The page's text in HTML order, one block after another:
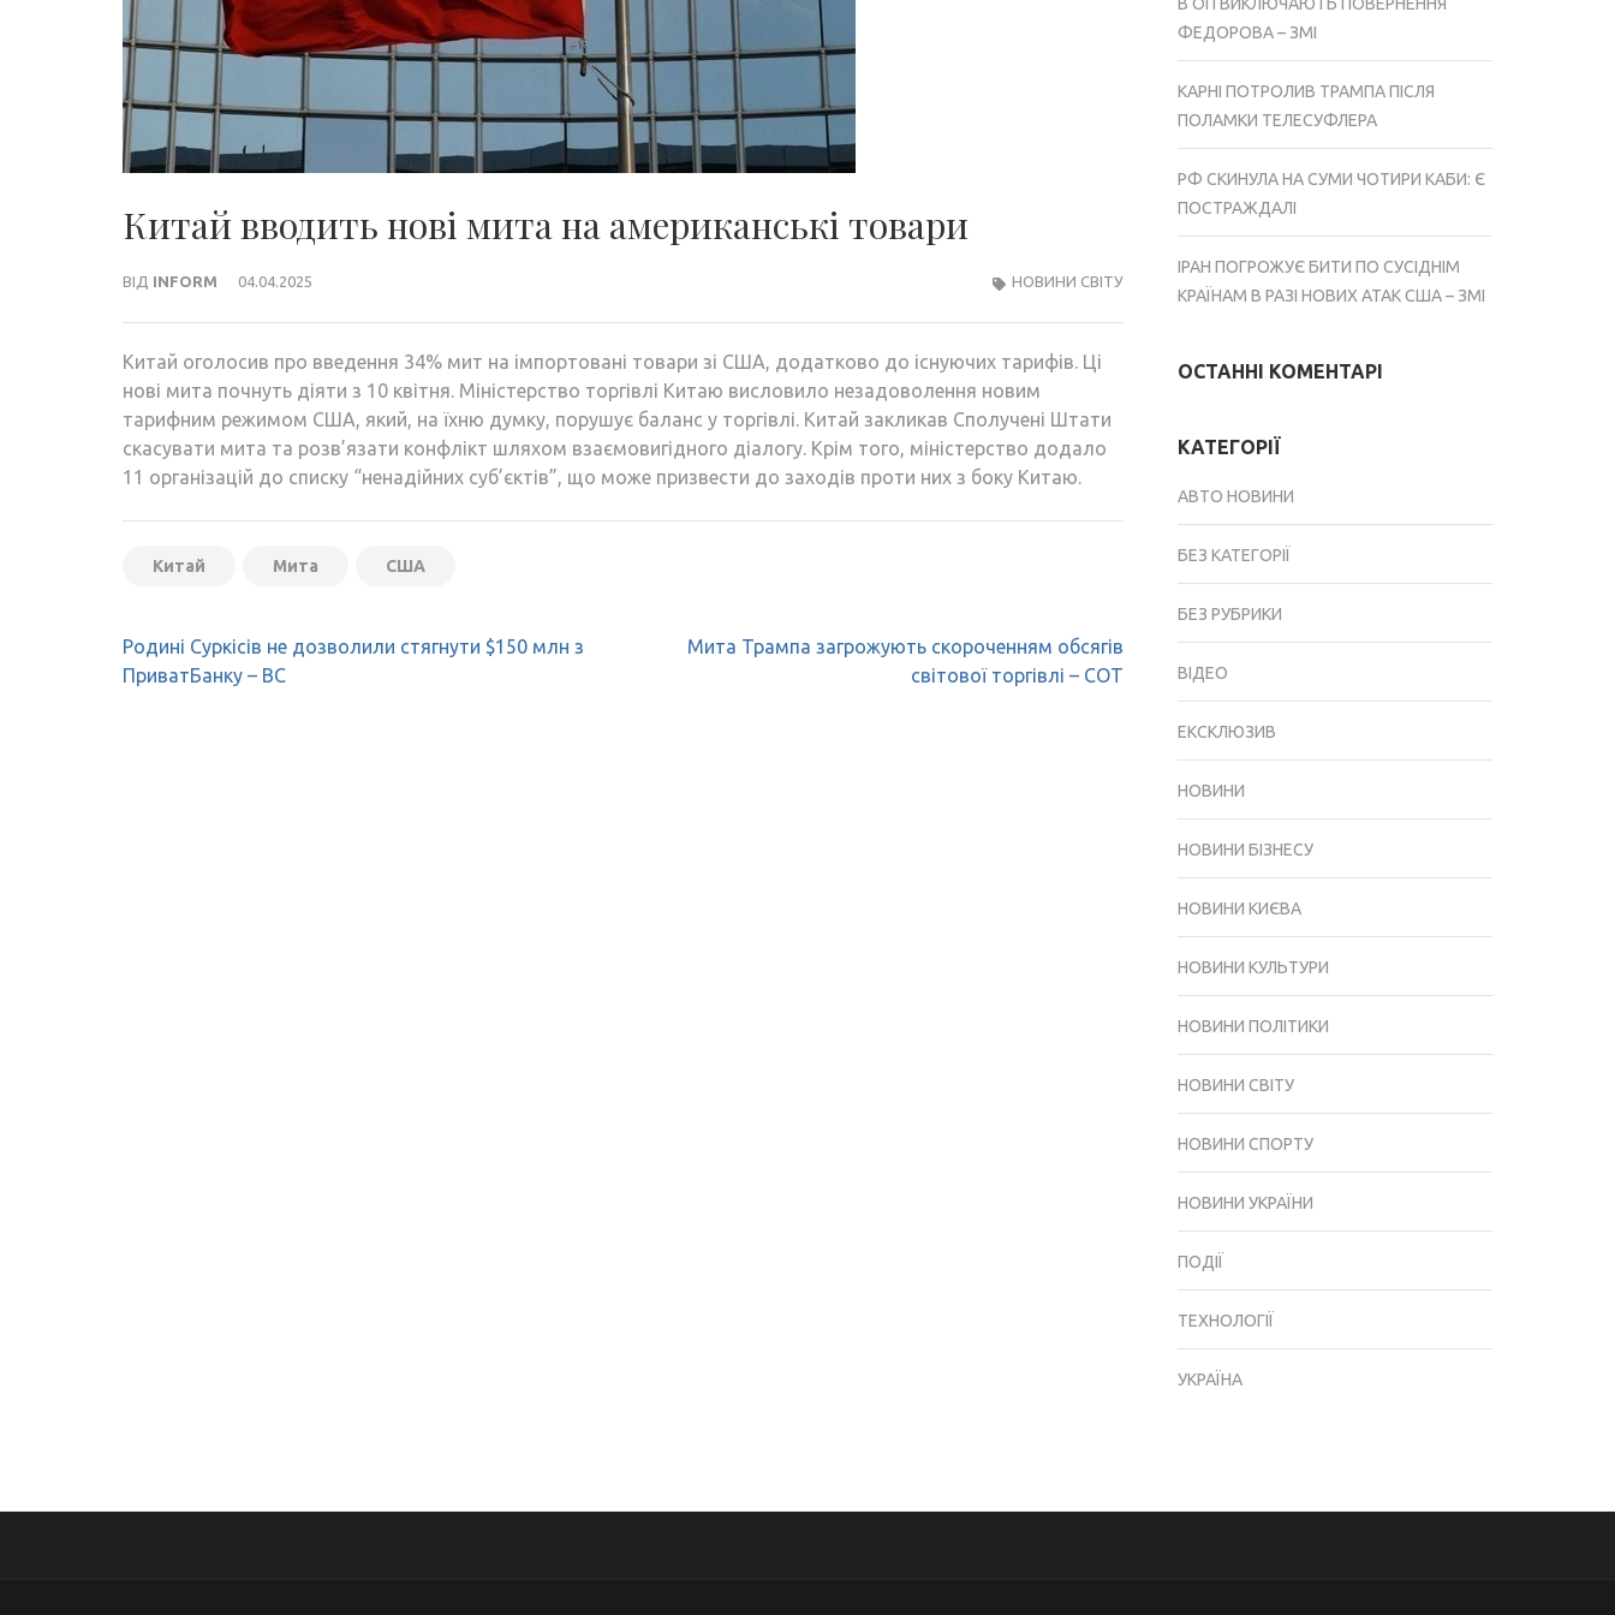
Китай вводить нові мита на американські товари
ВІД INFORM 04.04.2025 НОВИНИ СВІТУ
Китай оголосив про введення 34% мит на імпортовані товари зі США, додатково до існуючих тарифів. Ці
нові мита почнуть діяти з 10 квітня. Міністерство торгівлі Китаю висловило незадоволення новим
тарифним режимом США, який, на їхню думку, порушує баланс у торгівлі. Китай закликав Сполучені Штати
скасувати мита та розв’язати конфлікт шляхом взаємовигідного діалогу. Крім того, міністерство додало
11 організацій до списку “ненадійних суб’єктів”, що може призвести до заходів проти них з боку Китаю.
Китай Мита США
Навігація
записів
Родині Суркісів не дозволили стягнути $150 млн з
ПриватБанку – ВС
Мита Трампа загрожують скороченням обсягів
світової торгівлі – СОТ
ФЕДОРОВА – ЗМІ
КАРНІ ПОТРОЛИВ ТРАМПА ПІСЛЯ
ПОЛАМКИ ТЕЛЕСУФЛЕРА
РФ СКИНУЛА НА СУМИ ЧОТИРИ КАБИ: Є
ПОСТРАЖДАЛІ
ІРАН ПОГРОЖУЄ БИТИ ПО СУСІДНІМ
КРАЇНАМ В РАЗІ НОВИХ АТАК США – ЗМІ
ОСТАННІ КОМЕНТАРІ
КАТЕГОРІЇ
АВТО НОВИНИ
БЕЗ КАТЕГОРІЇ
БЕЗ РУБРИКИ
ВІДЕО
ЕКСКЛЮЗИВ
НОВИНИ
НОВИНИ БІЗНЕСУ
НОВИНИ КИЄВА
НОВИНИ КУЛЬТУРИ
НОВИНИ ПОЛІТИКИ
НОВИНИ СВІТУ
НОВИНИ СПОРТУ
НОВИНИ УКРАЇНИ
ПОДІЇ
ТЕХНОЛОГІЇ
УКРАЇНА